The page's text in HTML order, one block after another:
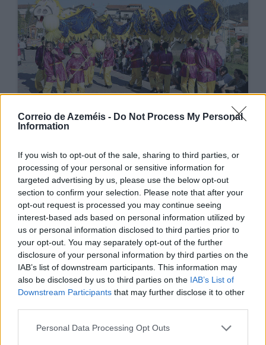
Correio de Azeméis - Do Not Process My Personal
Information
If you wish to opt-out of the sale, sharing to third parties, or
processing of your personal or sensitive information for
targeted advertising by us, please use the below opt-out
section to confirm your selection. Please note that after your
opt-out request is processed you may continue seeing
interest-based ads based on personal information utilized by
us or personal information disclosed to third parties prior to
your opt-out. You may separately opt-out of the further
disclosure of your personal information by third parties on the
IAB’s list of downstream participants. This information may
also be disclosed by us to third parties on the IAB’s List of
Downstream Participants that may further disclose it to other
Personal Data Processing Opt Outs
Desfiles carnavalescos enchem ruas do
concelho
Uma união para a vida
11/02/2026